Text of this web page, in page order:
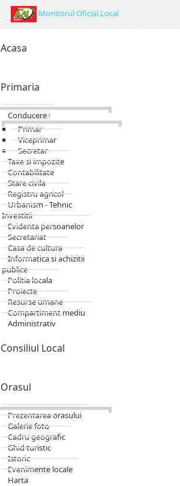
Monitorul Oficial Local
Acasa
Primaria
Conducere
Primar
Viceprimar
Secretar
Taxe si impozite
Contabilitate
Stare civila
Registru agricol
Urbanism - Tehnic
Investitii
Evidenta persoanelor
Secretariat
Casa de cultura
Informatica si achizitii
publice
Politia locala
Proiecte
Resurse umane
Compartiment mediu
Administrativ
Consiliul Local
Orasul
Prezentarea orasului
Galerie foto
Cadru geografic
Ghid turistic
Istoric
Evenimente locale
Harta